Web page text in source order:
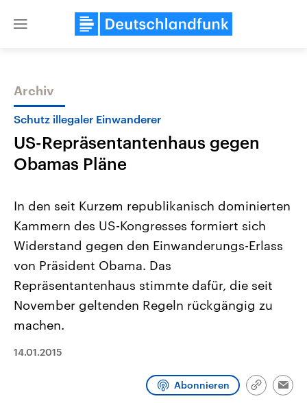
Close
Themen
Landtagswahl Sachsen-Anhalt
2026
Alle Informationen
Sachsen-Anhalt wählt am 6.
September 2026 einen neuen
Landtag. Seit 2021 wird das
Bundesland von einer Koalition aus
CDU, SPD und FDP regiert.-
Umfragen, Prognosen,
und Hintergründe zu den Parteien
und Kandidaten der anstehenden
USA
Aktuelle Beiträge,
gehören die Vereinigten
den mächtigsten Ländern
mit großem Einfluss auf
aktuelle Weltgeschehen.
Sendungen
Archiv
Schutz illegaler Einwanderer
US-Repräsentantenhaus gegen
Obamas Pläne
In den seit Kurzem republikanisch dominierten
Kammern des US-Kongresses formiert sich
Widerstand gegen den Einwanderungs-Erlass
von Präsident Obama. Das
Repräsentantenhaus stimmte dafür, die seit
November geltenden Regeln rückgängig zu
machen.
14.01.2015
Abonnieren
Link